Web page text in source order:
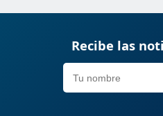
Recibe las